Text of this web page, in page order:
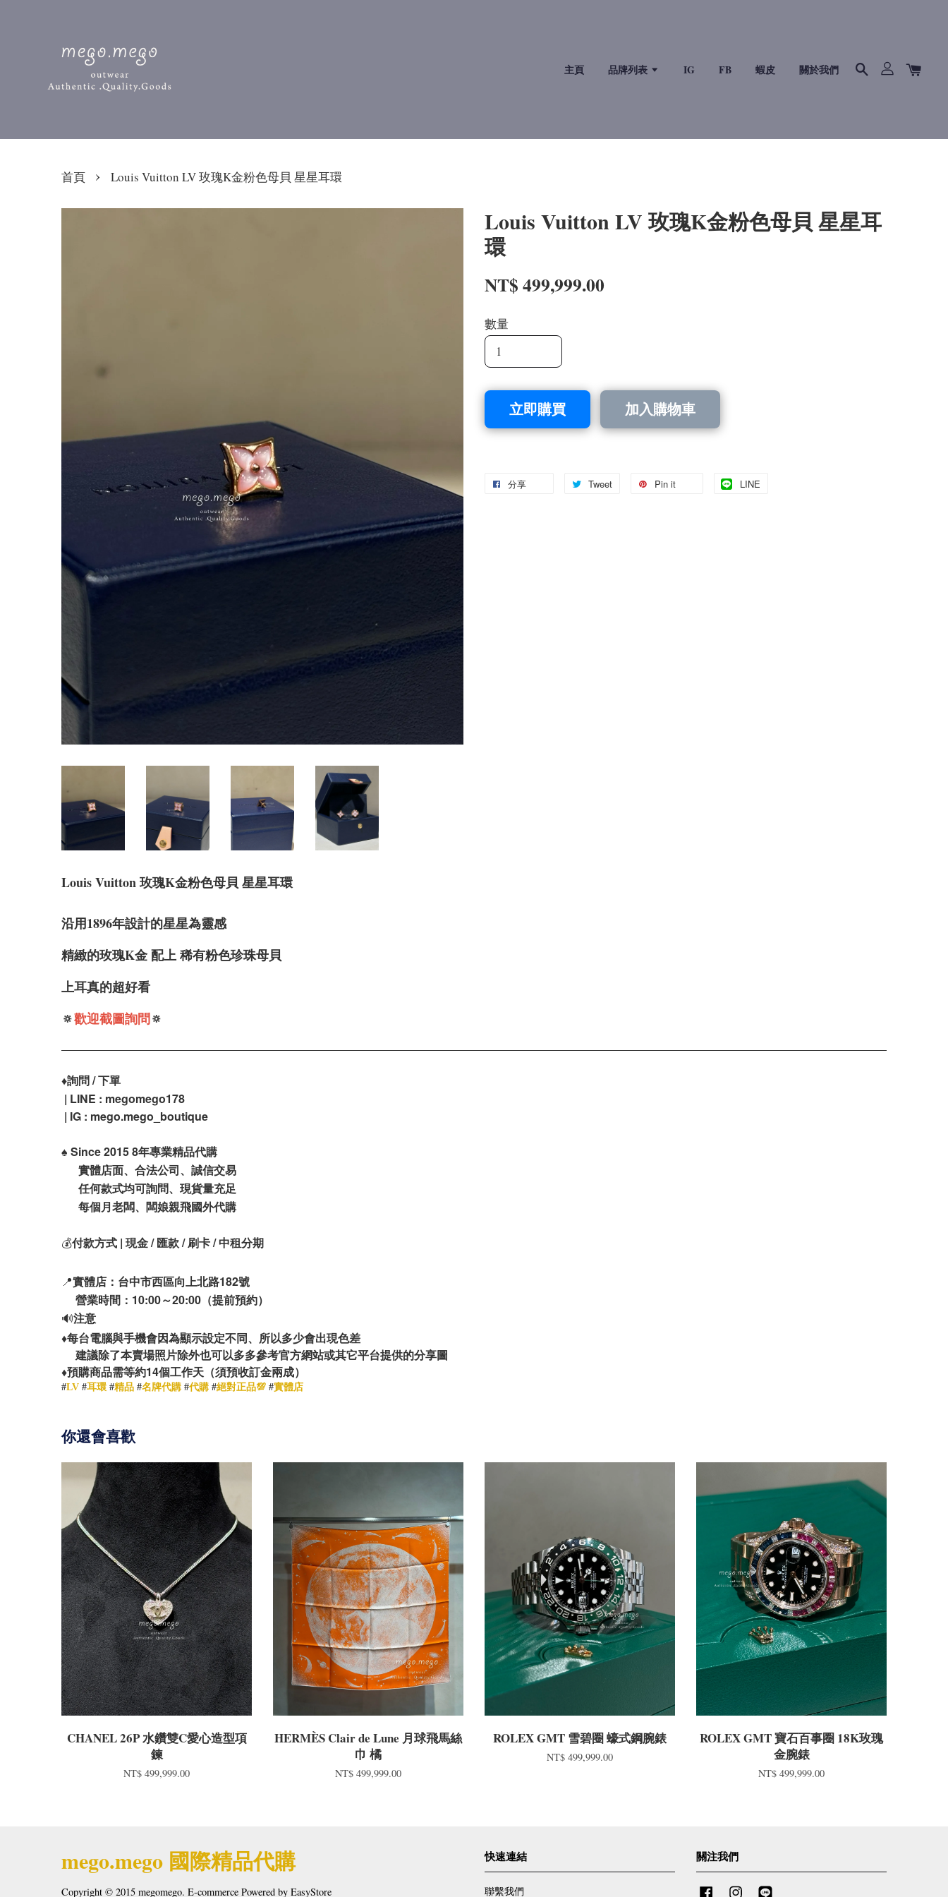
主頁 品牌列表 IG FB 蝦皮 關於我們
首頁 › Louis Vuitton LV 玫瑰K金粉色母貝 星星耳環
Louis Vuitton LV 玫瑰K金粉色母貝 星星耳
環
NT$ 499,999.00
數量
立即購買 加入購物車
分享 Tweet Pin it LINE
Louis Vuitton 玫瑰K金粉色母貝 星星耳環
沿用1896年設計的星星為靈感
精緻的玫瑰K金 配上 稀有粉色珍珠母貝
上耳真的超好看
🔅歡迎截圖詢問🔅
♦️詢問 / 下單
| LINE : megomego178
| IG : mego.mego_boutique
♠️ Since 2015 8年專業精品代購
實體店面、合法公司、誠信交易
任何款式均可詢問、現貨量充足
每個月老闆、闆娘親飛國外代購
💰付款方式 | 現金 / 匯款 / 刷卡 / 中租分期
📍實體店：台中市西區向上北路182號
營業時間：10:00～20:00（提前預約）
🔊注意
♦️每台電腦與手機會因為顯示設定不同、所以多少會出現色差
建議除了本賣場照片除外也可以多多參考官方網站或其它平台提供的分享圖
♦️預購商品需等約14個工作天（須預收訂金兩成）
#LV #耳環 #精品 #名牌代購 #代購 #絕對正品💯 #實體店
你還會喜歡
CHANEL 26P 水鑽雙C愛心造型項
鍊​
NT$ 499,999.00
HERMÈS Clair de Lune 月球飛馬絲
巾 橘
NT$ 499,999.00
ROLEX GMT 雪碧圈 蠔式鋼腕錶
NT$ 499,999.00
ROLEX GMT 寶石百事圈 18K玫瑰
金腕錶
NT$ 499,999.00
mego.mego 國際精品代購
Copyright © 2015 megomego. E-commerce Powered by EasyStore
快速連結
聯繫我們
關注我們
Facebook Instagram